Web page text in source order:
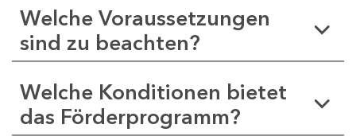
Welche Voraussetzungen
sind zu beachten?
Welche Konditionen bietet
das Förderprogramm?